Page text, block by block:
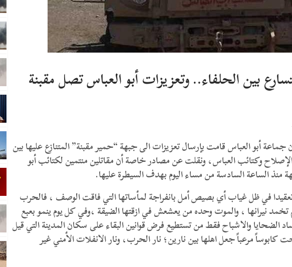
بين الحلفاء.. وتعزيزات أبو العباس تصل مقبنة
أبو العباس قامت بإرسال تعزيزات الى جبهة “حمير مقبنة” المتنازع عليها بين
لحزب الإصلاح وكتائب العباس، ونقلت عن مصادر خاصة أن مقاتلين منتمين لكتائب أبو
منذ الساعة السادسة من مساء اليوم بهدف السيطرة عليها.
تعقيدا في ظل غياب أي بصيص أمل بانفراجة لمأساتها التي فاقت الوصف ، فالحرب
نيرانها ، والموت وحده من يعشعش في ازقتها الضيقة ،وفي كل يوم ينمو بعبع
الضحايا والاشباح فقط من تستطيع فرض قوانين البقاء على سكان المدينة التي قيل
كابوساً مرعباً جعل اهلها بين نارين؛ نار الحرب، ونار الانفلات الأمني غير